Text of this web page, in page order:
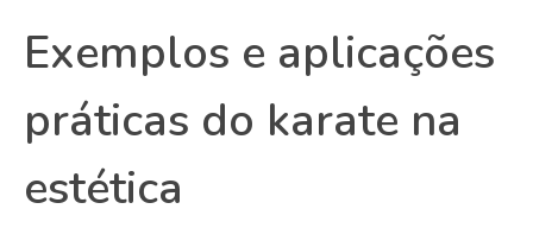
Exemplos e aplicações
práticas do karate na
estética